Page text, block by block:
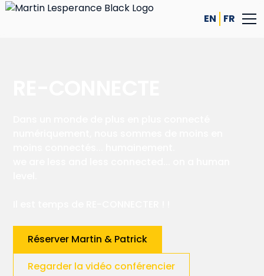
EN FR
Réserver Martin & Patrick
Regarder la vidéo conférencier